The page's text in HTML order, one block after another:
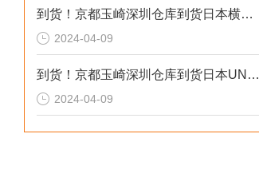
到货！京都玉崎深圳仓库到货日本横河 电导率仪传感器 SC8SG-R31-T-305-P1-A
2024-04-09
到货！京都玉崎深圳仓库到货日本UNITTA音波式皮带张力计U-550替换U-508
2024-04-09